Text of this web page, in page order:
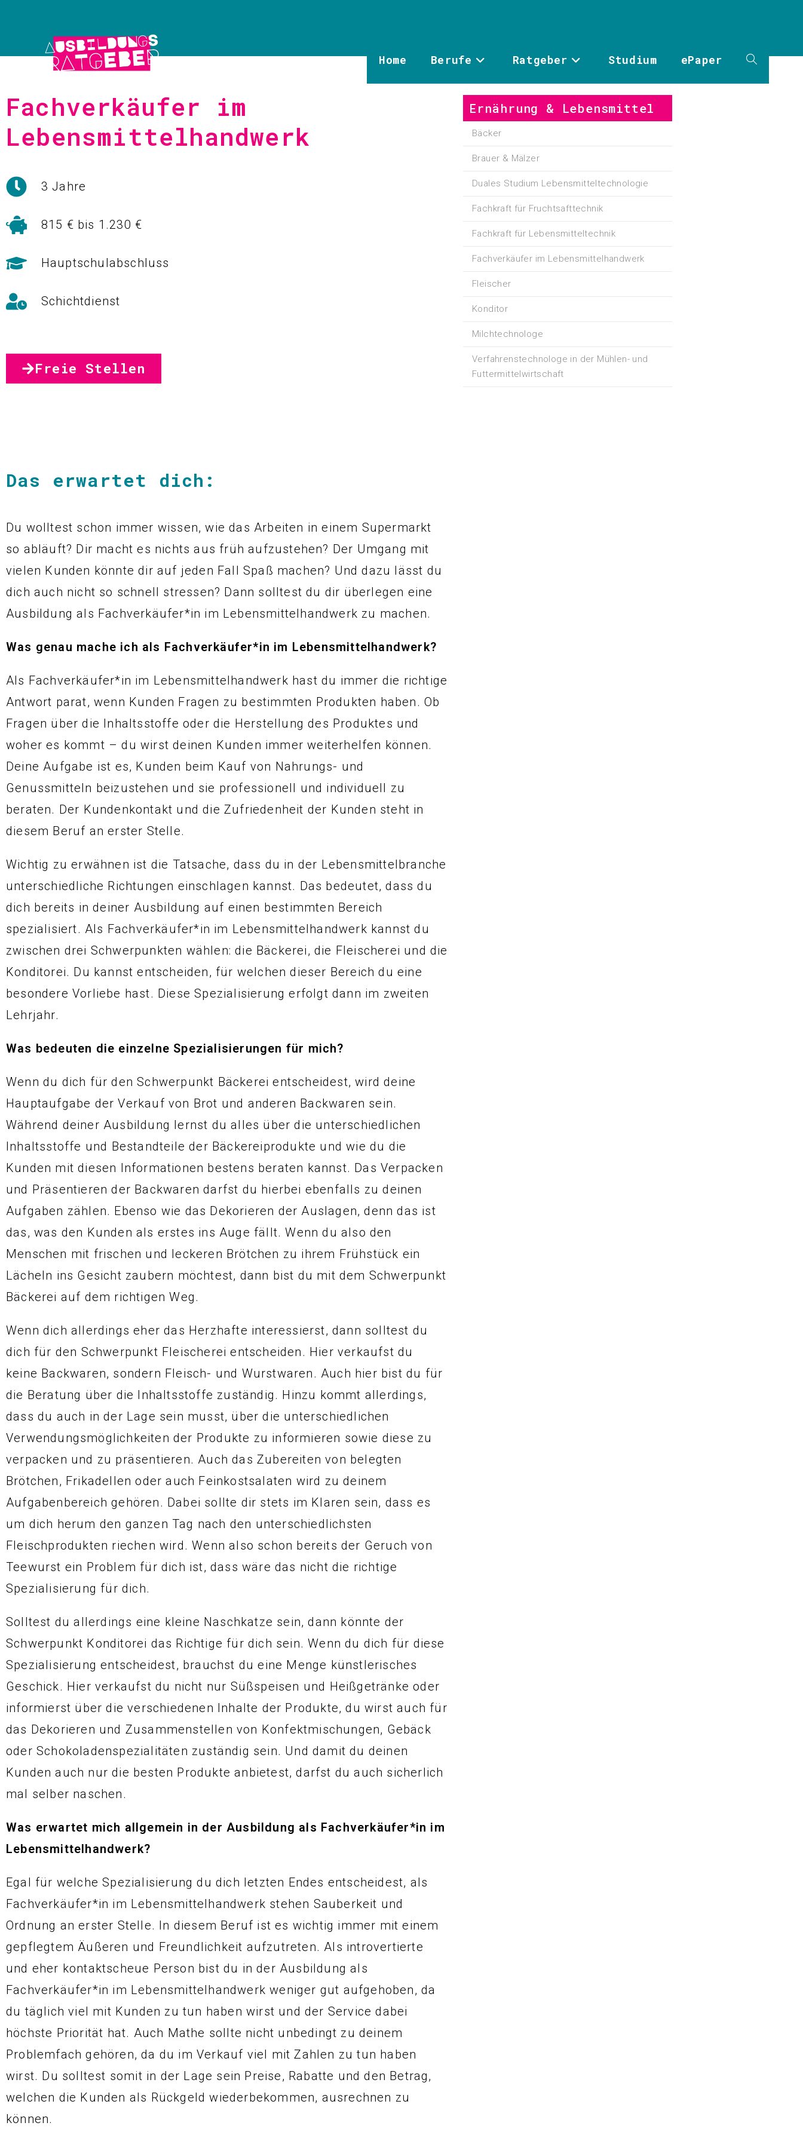
Home Berufe Ratgeber Studium ePaper
Fachverkäufer im
Lebensmittelhandwerk
3 Jahre
815 € bis 1.230 €
Hauptschulabschluss
Schichtdienst
Freie Stellen
Das erwartet dich:
Du wolltest schon immer wissen, wie das Arbeiten in einem Supermarkt
so abläuft? Dir macht es nichts aus früh aufzustehen? Der Umgang mit
vielen Kunden könnte dir auf jeden Fall Spaß machen? Und dazu lässt du
dich auch nicht so schnell stressen? Dann solltest du dir überlegen eine
Ausbildung als Fachverkäufer*in im Lebensmittelhandwerk zu machen.
Was genau mache ich als Fachverkäufer*in im Lebensmittelhandwerk?
Als Fachverkäufer*in im Lebensmittelhandwerk hast du immer die richtige
Antwort parat, wenn Kunden Fragen zu bestimmten Produkten haben. Ob
Fragen über die Inhaltsstoffe oder die Herstellung des Produktes und
woher es kommt – du wirst deinen Kunden immer weiterhelfen können.
Deine Aufgabe ist es, Kunden beim Kauf von Nahrungs- und
Genussmitteln beizustehen und sie professionell und individuell zu
beraten. Der Kundenkontakt und die Zufriedenheit der Kunden steht in
diesem Beruf an erster Stelle.
Wichtig zu erwähnen ist die Tatsache, dass du in der Lebensmittelbranche
unterschiedliche Richtungen einschlagen kannst. Das bedeutet, dass du
dich bereits in deiner Ausbildung auf einen bestimmten Bereich
spezialisiert. Als Fachverkäufer*in im Lebensmittelhandwerk kannst du
zwischen drei Schwerpunkten wählen: die Bäckerei, die Fleischerei und die
Konditorei. Du kannst entscheiden, für welchen dieser Bereich du eine
besondere Vorliebe hast. Diese Spezialisierung erfolgt dann im zweiten
Lehrjahr.
Was bedeuten die einzelne Spezialisierungen für mich?
Wenn du dich für den Schwerpunkt Bäckerei entscheidest, wird deine
Hauptaufgabe der Verkauf von Brot und anderen Backwaren sein.
Während deiner Ausbildung lernst du alles über die unterschiedlichen
Inhaltsstoffe und Bestandteile der Bäckereiprodukte und wie du die
Kunden mit diesen Informationen bestens beraten kannst. Das Verpacken
und Präsentieren der Backwaren darfst du hierbei ebenfalls zu deinen
Aufgaben zählen. Ebenso wie das Dekorieren der Auslagen, denn das ist
das, was den Kunden als erstes ins Auge fällt. Wenn du also den
Menschen mit frischen und leckeren Brötchen zu ihrem Frühstück ein
Lächeln ins Gesicht zaubern möchtest, dann bist du mit dem Schwerpunkt
Bäckerei auf dem richtigen Weg.
Wenn dich allerdings eher das Herzhafte interessierst, dann solltest du
dich für den Schwerpunkt Fleischerei entscheiden. Hier verkaufst du
keine Backwaren, sondern Fleisch- und Wurstwaren. Auch hier bist du für
die Beratung über die Inhaltsstoffe zuständig. Hinzu kommt allerdings,
dass du auch in der Lage sein musst, über die unterschiedlichen
Verwendungsmöglichkeiten der Produkte zu informieren sowie diese zu
verpacken und zu präsentieren. Auch das Zubereiten von belegten
Brötchen, Frikadellen oder auch Feinkostsalaten wird zu deinem
Aufgabenbereich gehören. Dabei sollte dir stets im Klaren sein, dass es
um dich herum den ganzen Tag nach den unterschiedlichsten
Fleischprodukten riechen wird. Wenn also schon bereits der Geruch von
Teewurst ein Problem für dich ist, dass wäre das nicht die richtige
Spezialisierung für dich.
Solltest du allerdings eine kleine Naschkatze sein, dann könnte der
Schwerpunkt Konditorei das Richtige für dich sein. Wenn du dich für diese
Spezialisierung entscheidest, brauchst du eine Menge künstlerisches
Geschick. Hier verkaufst du nicht nur Süßspeisen und Heißgetränke oder
informierst über die verschiedenen Inhalte der Produkte, du wirst auch für
das Dekorieren und Zusammenstellen von Konfektmischungen, Gebäck
oder Schokoladenspezialitäten zuständig sein. Und damit du deinen
Kunden auch nur die besten Produkte anbietest, darfst du auch sicherlich
mal selber naschen.
Was erwartet mich allgemein in der Ausbildung als Fachverkäufer*in im
Lebensmittelhandwerk?
Egal für welche Spezialisierung du dich letzten Endes entscheidest, als
Fachverkäufer*in im Lebensmittelhandwerk stehen Sauberkeit und
Ordnung an erster Stelle. In diesem Beruf ist es wichtig immer mit einem
gepflegtem Äußeren und Freundlichkeit aufzutreten. Als introvertierte
und eher kontaktscheue Person bist du in der Ausbildung als
Fachverkäufer*in im Lebensmittelhandwerk weniger gut aufgehoben, da
du täglich viel mit Kunden zu tun haben wirst und der Service dabei
höchste Priorität hat. Auch Mathe sollte nicht unbedingt zu deinem
Problemfach gehören, da du im Verkauf viel mit Zahlen zu tun haben
wirst. Du solltest somit in der Lage sein Preise, Rabatte und den Betrag,
welchen die Kunden als Rückgeld wiederbekommen, ausrechnen zu
können.
Ernährung & Lebensmittel
Bäcker
Brauer & Mälzer
Duales Studium Lebensmitteltechnologie
Fachkraft für Fruchtsafttechnik
Fachkraft für Lebensmitteltechnik
Fachverkäufer im Lebensmittelhandwerk
Fleischer
Konditor
Milchtechnologe
Verfahrenstechnologe in der Mühlen- und
Futtermittelwirtschaft